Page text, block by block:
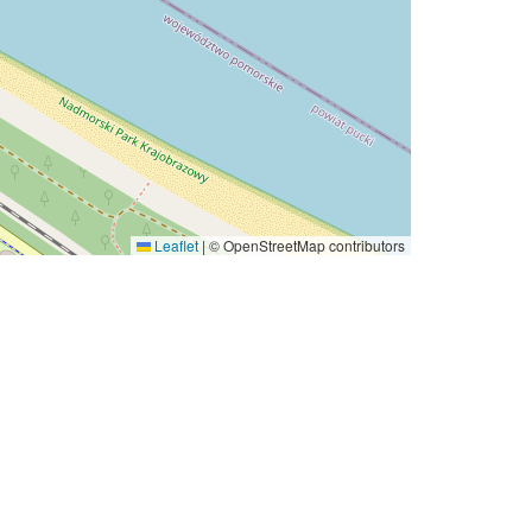
Leaflet |© OpenStreetMap contributors